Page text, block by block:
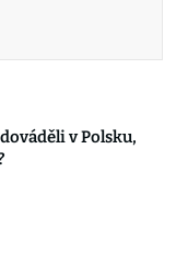
v Polsku,